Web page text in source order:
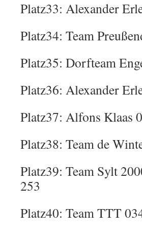
Platz33: Alexander
Platz34: Team
Platz35: Dorfteam
Platz36: Alexander
Platz37: Alfons Klaas
Platz38: Team de
Platz39: Team Sylt
253
Platz40: Team TTT